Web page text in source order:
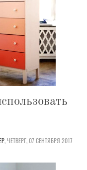
,ЧЕТВЕРГ, 07 СЕНТЯБРЯ 2017